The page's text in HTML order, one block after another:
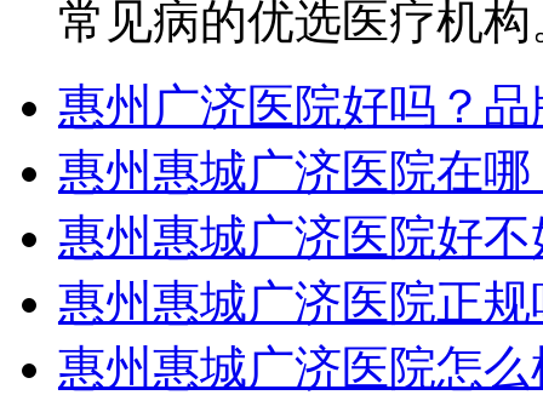
常见病的优选医疗机构
惠州广济医院好吗？
惠州惠城广济医院在
惠州惠城广济医院好
惠州惠城广济医院正
惠州惠城广济医院怎